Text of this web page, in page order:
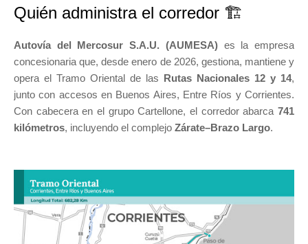
Quién administra el corredor 🏗️
Autovía del Mercosur S.A.U. (AUMESA)es la empresa
concesionaria que, desde enero de 2026, gestiona, mantiene y
opera el Tramo Oriental de las Rutas Nacionales 12 y 14,
junto con accesos en Buenos Aires, Entre Ríos y Corrientes.
Con cabecera en el grupo Cartellone, el corredor abarca 741
kilómetros, incluyendo el complejo Zárate–Brazo Largo.